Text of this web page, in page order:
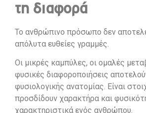
τη διαφορά
Το ανθρώπινο πρόσωπο δεν
απόλυτα ευθείες γραμμές.
Οι μικρές καμπύλες, οι ομαλές
φυσικές διαφοροποιήσεις
φυσιολογικής ανατομίας. Είναι
προσδίδουν χαρακτήρα και
χαρακτηριστικά ενός ανθρώπου.